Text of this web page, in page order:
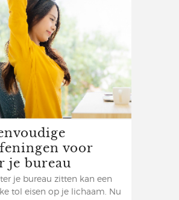
voor
je bureau
je bureau zitten kan een
tol eisen op je lichaam. Nu